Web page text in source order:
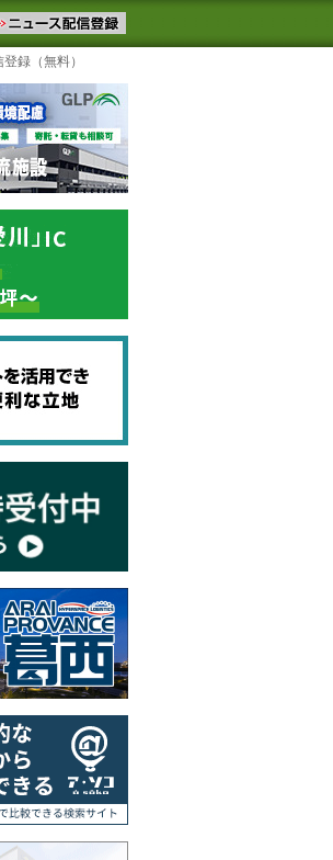
。物流ニュースメール配信を登録す
見るテーマ
録（無料）